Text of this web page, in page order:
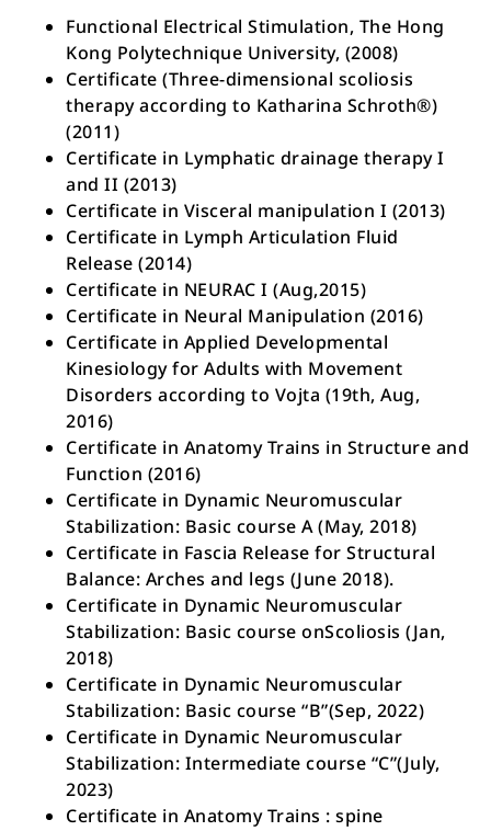
Functional Electrical Stimulation, The Hong
Kong Polytechnique University, (2008)
Certificate (Three-dimensional scoliosis
therapy according to Katharina Schroth®)
(2011)
Certificate in Lymphatic drainage therapy I
and II (2013)
Certificate in Visceral manipulation I (2013)
Certificate in Lymph Articulation Fluid
Release (2014)
Certificate in NEURAC I (Aug,2015)
Certificate in Neural Manipulation (2016)
Certificate in Applied Developmental
Kinesiology for Adults with Movement
Disorders according to Vojta (19th, Aug,
2016)
Certificate in Anatomy Trains in Structure and
Function (2016)
Certificate in Dynamic Neuromuscular
Stabilization: Basic course A (May, 2018)
Certificate in Fascia Release for Structural
Balance: Arches and legs (June 2018).
Certificate in Dynamic Neuromuscular
Stabilization: Basic course onScoliosis (Jan,
2018)
Certificate in Dynamic Neuromuscular
Stabilization: Basic course “B”(Sep, 2022)
Certificate in Dynamic Neuromuscular
Stabilization: Intermediate course “C”(July,
2023)
Certificate in Anatomy Trains : spine